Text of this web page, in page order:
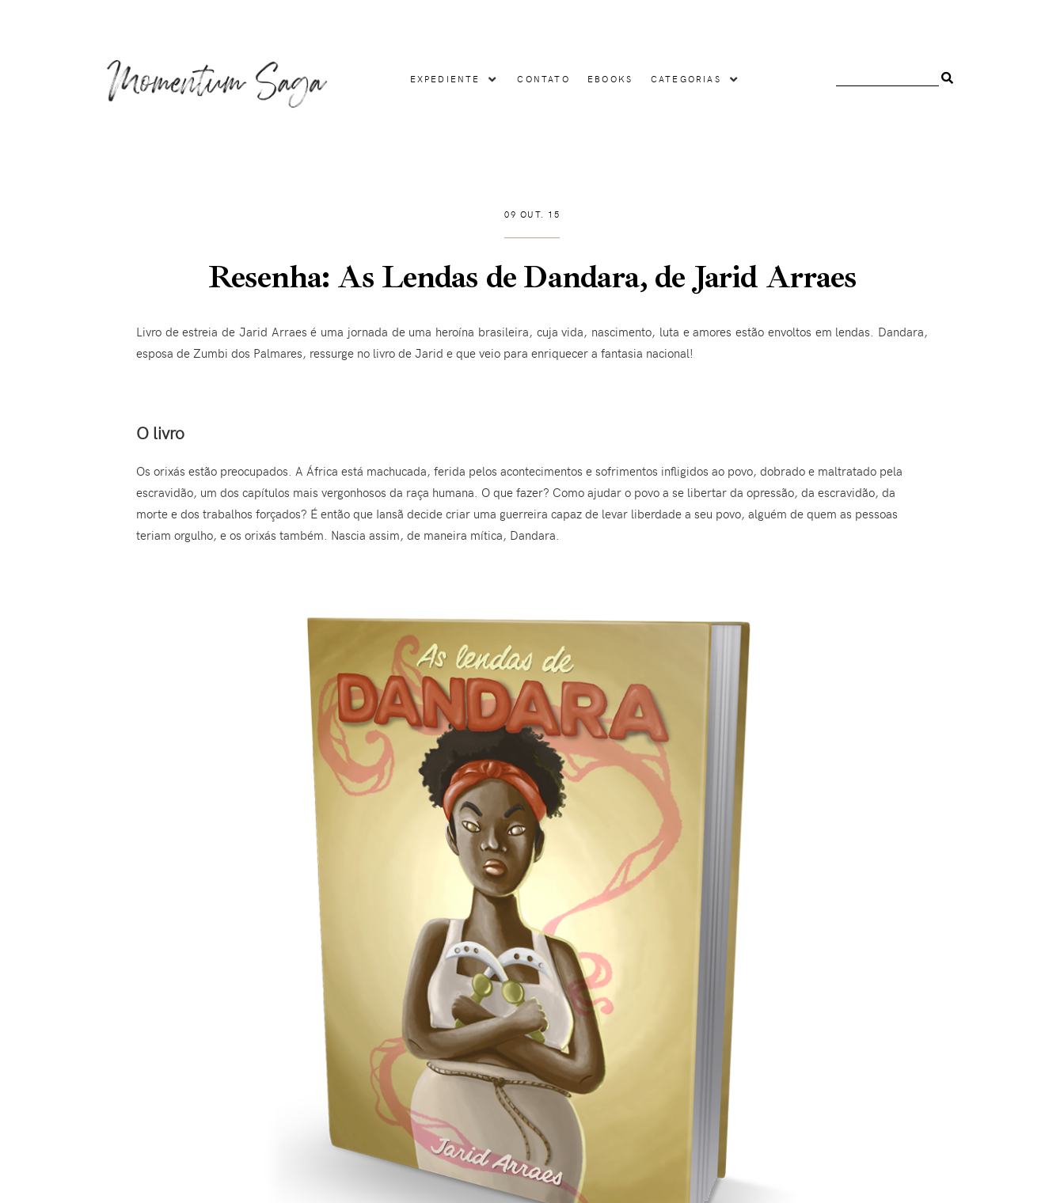
EXPEDIENTE CONTATO EBOOKS CATEGORIAS
09 OUT. 15
Resenha: As Lendas de Dandara, de Jarid Arraes
Livro de estreia de Jarid Arraes é uma jornada de uma heroína brasileira, cuja vida, nascimento, luta e amores estão envoltos em lendas. Dandara,
esposa de Zumbi dos Palmares, ressurge no livro de Jarid e que veio para enriquecer a fantasia nacional!
O livro
Os orixás estão preocupados. A África está machucada, ferida pelos acontecimentos e sofrimentos infligidos ao povo, dobrado e maltratado pela
escravidão, um dos capítulos mais vergonhosos da raça humana. O que fazer? Como ajudar o povo a se libertar da opressão, da escravidão, da
morte e dos trabalhos forçados? É então que Iansã decide criar uma guerreira capaz de levar liberdade a seu povo, alguém de quem as pessoas
teriam orgulho, e os orixás também. Nascia assim, de maneira mítica, Dandara.